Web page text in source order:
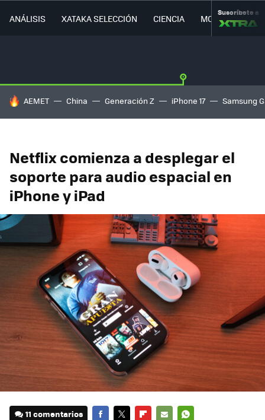
ANÁLISIS XATAKA SELECCIÓN CIENCIA MOVILIDAD
Suscríbete a
HOY SE HABLA DE
AEMET China Generación Z iPhone 17 Samsung
Netflix comienza a desplegar el
soporte para audio espacial en
iPhone y iPad
11 comentarios